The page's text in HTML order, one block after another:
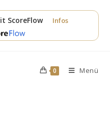
ScoreFlow Infos
0 Menü